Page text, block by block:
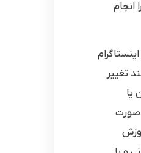
انجام
تغییر
یا
صورت